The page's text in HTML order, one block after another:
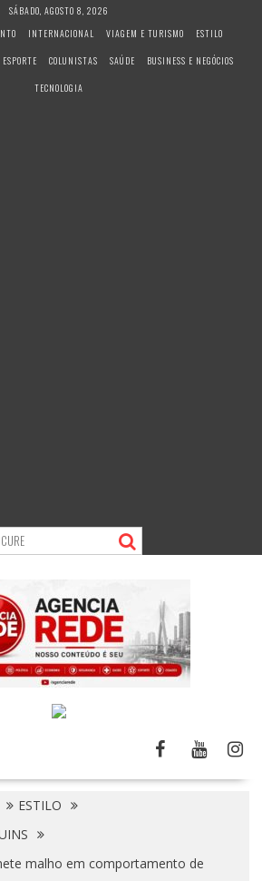
SÁBADO, AGOSTO 8, 2026
INTERNACIONAL VIAGEM E TURISMO
ESTILO
ESPORTE COLUNISTAS SAÚDE
BUSINESS E NEGÓCIOS
TECNOLOGIA
ESTILO
malho em comportamento de